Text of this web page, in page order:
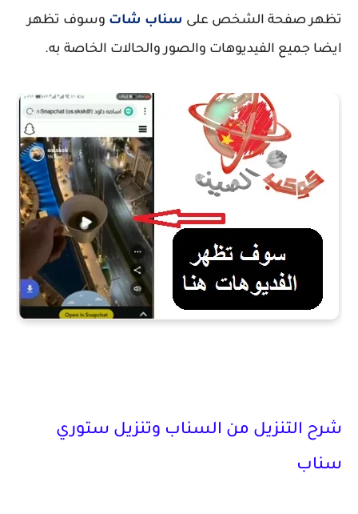
تظهر صفحة الشخص على سناب شات وسوف تظهر
ايضا جميع الفيديوهات والصور والحالات الخاصة به.
شرح التنزيل من السناب وتنزيل ستوري
سناب